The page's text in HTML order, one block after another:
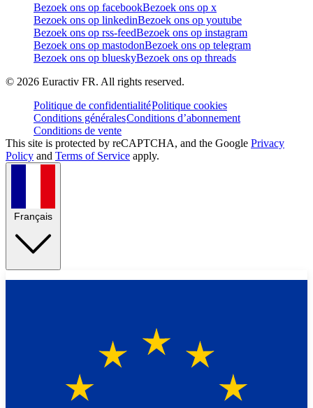
Bezoek ons op facebookBezoek ons op x
Bezoek ons op linkedinBezoek ons op youtube
Bezoek ons op rss-feedBezoek ons op instagram
Bezoek ons op mastodonBezoek ons op telegram
Bezoek ons op blueskyBezoek ons op threads
© 2026 Euractiv FR. All rights reserved.
Politique de confidentialitéPolitique cookies
Conditions généralesConditions d’abonnement
Conditions de vente
This site is protected by reCAPTCHA, and the Google Privacy
Policy and Terms of Service apply.
Français